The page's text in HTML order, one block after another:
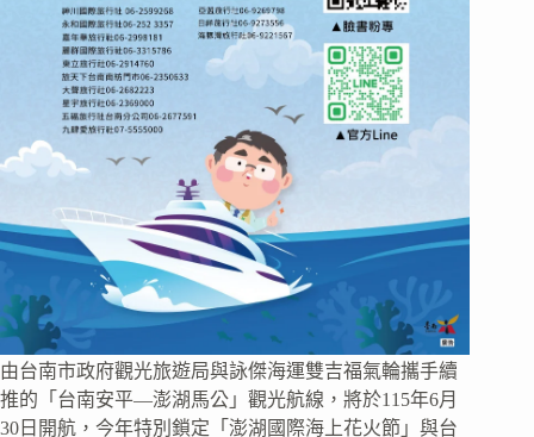
由台南市政府觀光旅遊局與詠傑海運雙吉福氣輪攜手續
推的「台南安平—澎湖馬公」觀光航線，將於115年6月
30日開航，今年特別鎖定「澎湖國際海上花火節」與台